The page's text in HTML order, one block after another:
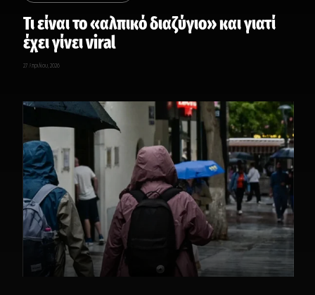
Τι είναι το «αλπικό διαζύγιο» και γιατί
έχει γίνει viral
27 Απριλίου, 2026